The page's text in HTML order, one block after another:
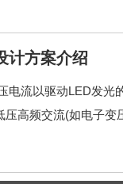
计方案介绍
电流以驱动LED发
高频交流(如电子变